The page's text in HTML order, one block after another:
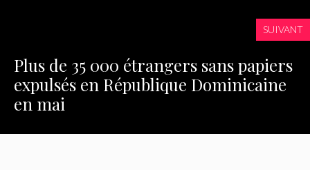
SUIVANT
Plus de 35 000 étrangers sans papiers
expulsés en République Dominicaine
en mai